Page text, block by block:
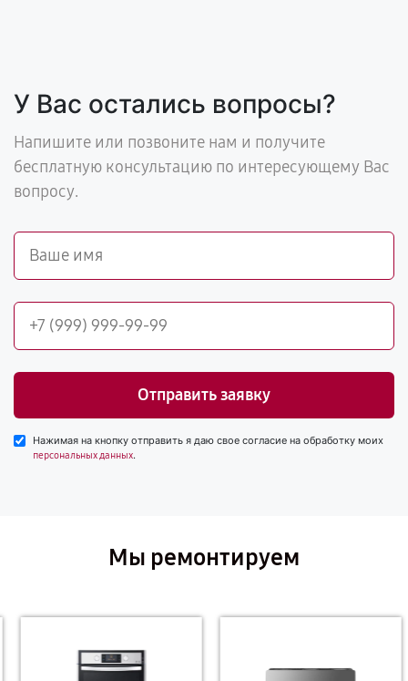
У Вас остались вопросы?
Напишите или позвоните нам и получите
бесплатную консультацию по интересующему Вас
вопросу.
Отправить заявку
Нажимая на кнопку отправить я даю свое согласие на обработку моих
персональных данных.
Мы ремонтируем